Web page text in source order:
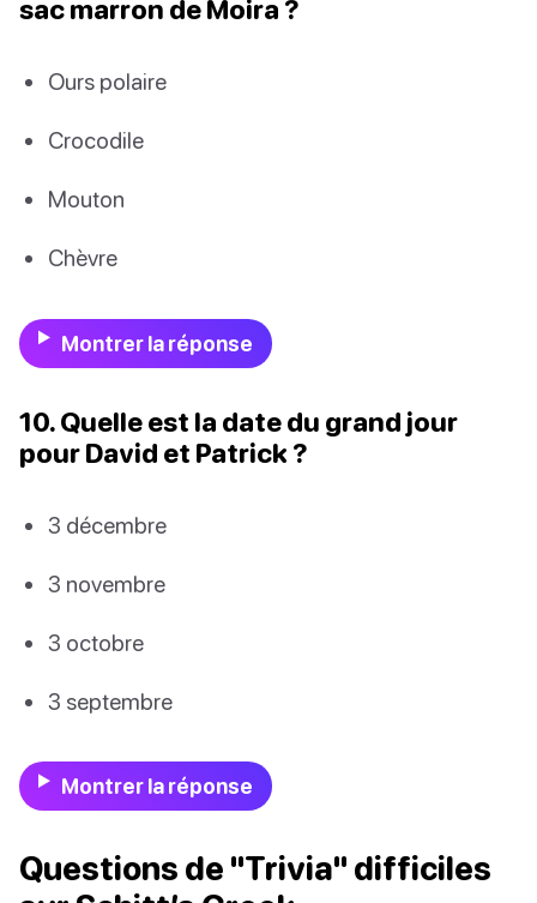
sac marron de Moira ?
Ours polaire
Crocodile
Mouton
Chèvre
Montrer la réponse
10. Quelle est la date du grand jour
pour David et Patrick ?
3 décembre
3 novembre
3 octobre
3 septembre
Montrer la réponse
Questions de "Trivia" difficiles